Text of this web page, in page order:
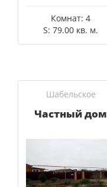
Комнат: 4
S: 79.00 кв. м.
Шабельское
Частный дом